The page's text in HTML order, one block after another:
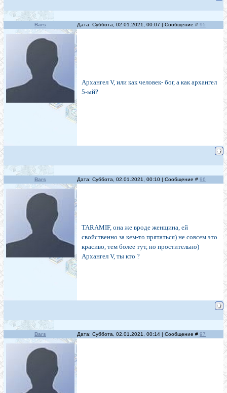
Bars Дата: Суббота, 02.01.2021, 00:07 | Сообщение # 95
Архангел V, или как человек- бог, а как архангел
5-ый?
Bars Дата: Суббота, 02.01.2021, 00:10 | Сообщение # 96
TARAMIF, она же вроде женщина, ей
свойственно за кем-то прятаться) не совсем это
красиво, тем более тут, но простительно)
Архангел V, ты кто ?
Bars Дата: Суббота, 02.01.2021, 00:14 | Сообщение # 97